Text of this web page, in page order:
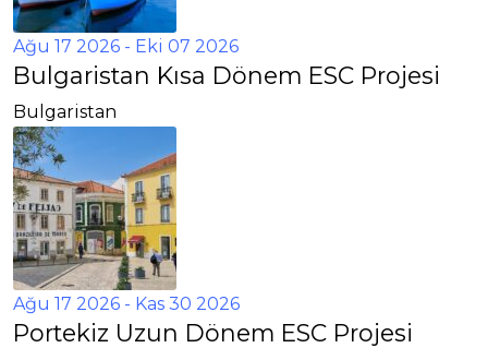
Ağu 17 2026 - Eki 07 2026
Bulgaristan Kısa Dönem ESC Projesi
Bulgaristan
Ağu 17 2026 - Kas 30 2026
Portekiz Uzun Dönem ESC Projesi